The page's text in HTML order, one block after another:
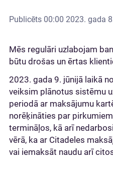
Publicēts 00:00 2023. gada
Mēs regulāri uzlabojam
būtu drošas un ērtas
2023. gada 9. jūnijā laikā
veiksim plānotus sistēmu
periodā ar maksājumu
norēķināties par
termināļos, kā arī
vērā, ka ar Citadeles
vai iemaksāt naudu arī